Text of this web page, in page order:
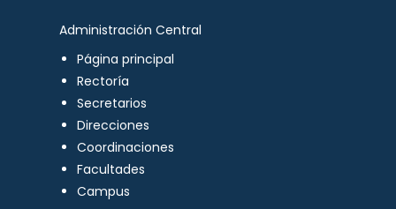
Administración Central
Página principal
Rectoría
Secretarios
Direcciones
Coordinaciones
Facultades
Campus